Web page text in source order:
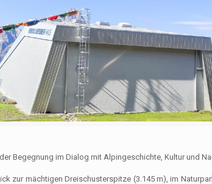
Begegnung im Dialog mit Alpingeschichte, Kultur und
zur mächtigen Dreischusterspitze (3.145 m), im